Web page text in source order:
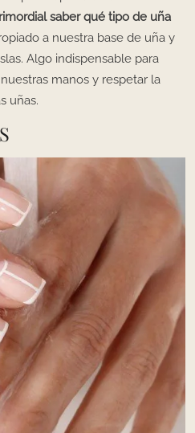
saber qué tipo de uña
a nuestra base de uña y
Algo indispensable para
manos y respetar la
uñas.